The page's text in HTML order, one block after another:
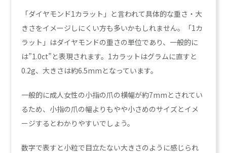
「ダイヤモンド1カラット」と言われて具体的な重さ・大
きさをイメージしにくい方も多いかもしれません。「1カ
ラット」はダイヤモンドの重さの単位であり、一般的に
は”1.0ct”と表現されます。1カラットはグラムに直すと
0.2g、大きさは約6.5mmとなっています。
一般的に成人女性の小指の爪の横幅が約7mmとされてい
るため、小指の爪の幅よりもやや小さめのサイズとイメ
ージするとわかりやすいでしょう。
数字で表すと小粒で目立たない大きさのように感じられ